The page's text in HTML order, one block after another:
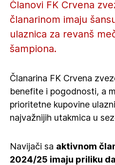
Članovi FK Crvena
članarinom imaju
ulaznica za revanš
šampiona.
Članarina FK Crvena
benefite i pogodnosti, a
prioritetne kupovine
najvažnijih utakmica u
Navijači sa aktivnom
2024/25 imaju priliku